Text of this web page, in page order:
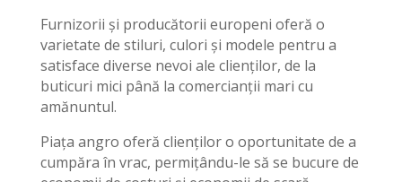
Furnizorii și producătorii europeni oferă o
varietate de stiluri, culori și modele pentru a
satisface diverse nevoi ale clienților, de la
buticuri mici până la comercianții mari cu
amănuntul.
Piața angro oferă clienților o oportunitate de a
cumpăra în vrac, permițându-le să se bucure de